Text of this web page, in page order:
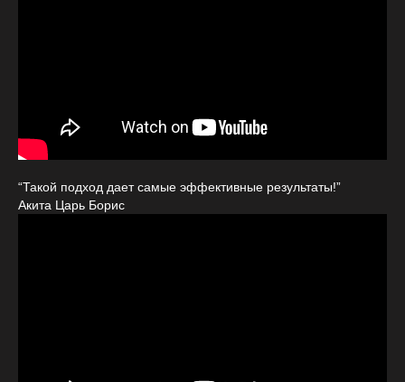
“Такой подход дает самые эффективные результаты!”
Акита Царь Борис